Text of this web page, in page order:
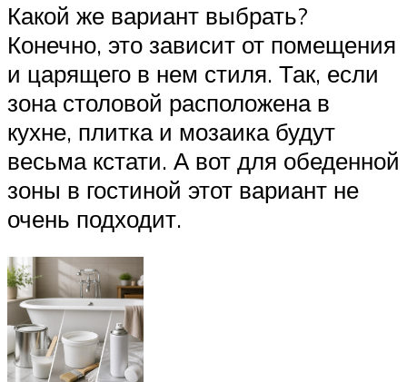
Какой же вариант выбрать?
Конечно, это зависит от помещения
и царящего в нем стиля. Так, если
зона столовой расположена в
кухне, плитка и мозаика будут
весьма кстати. А вот для обеденной
зоны в гостиной этот вариант не
очень подходит.